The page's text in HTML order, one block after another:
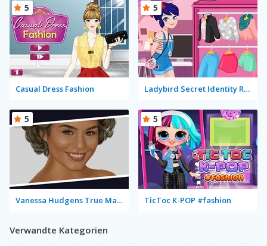
Casual Dress Fashion
5
Ladybird Secret Identity Revealed
5
Vanessa Hudgens True Make Up
5
TicToc K-POP #fashion
5
Verwandte Kategorien